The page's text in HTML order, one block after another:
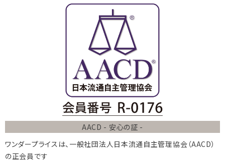
AACD - 安心の証 -
ワンダープライスは、 一般社団法人日本流通自主管理協会 （AACD）
の正会員です